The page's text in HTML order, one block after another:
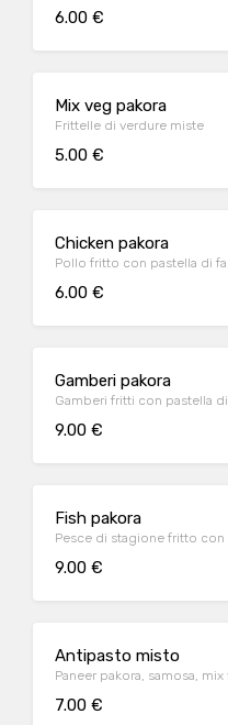
6.00 €
Mix veg pakora
Frittelle di verdure miste
5.00 €
Chicken pakora
Pollo fritto con pastella di
6.00 €
Gamberi pakora
Gamberi fritti con pastella
9.00 €
Fish pakora
Pesce di stagione fritto
9.00 €
Antipasto misto
Paneer pakora, samosa,
7.00 €